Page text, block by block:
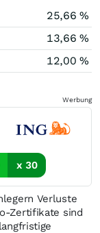
25,66 %
13,66 %
12,00 %
Werbung
x 30
Verluste
Zertifikate sind